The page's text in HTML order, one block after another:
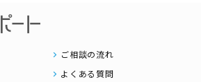
ご相談の流れ
よくある質問